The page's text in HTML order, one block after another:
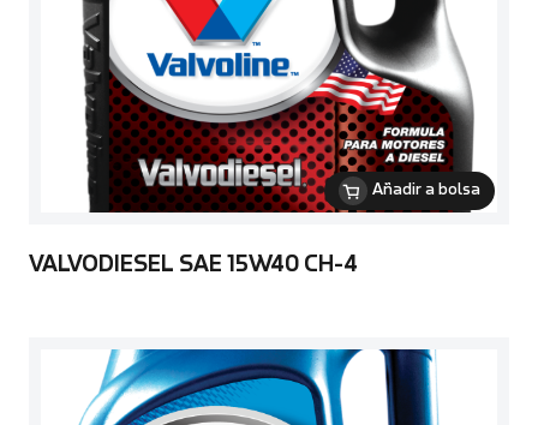
Añadir a bolsa
VALVODIESEL SAE 15W40 CH-4